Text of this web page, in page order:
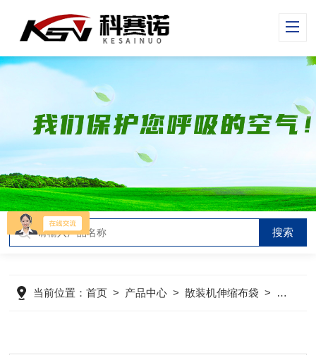
当前位置：首页 > 产品中心 >散装机伸缩布袋 > 卸料口